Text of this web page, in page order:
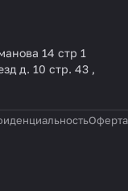
14 стр 1
д. 10 стр. 43 ,
Оферта